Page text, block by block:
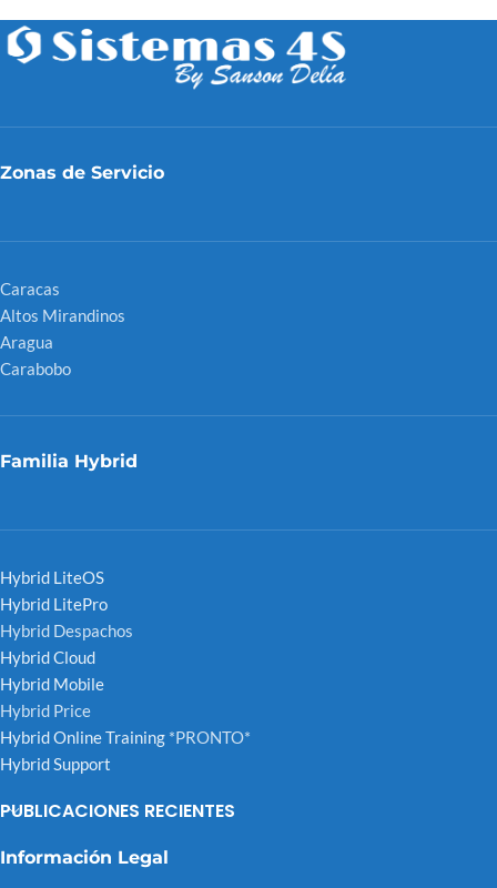
Zonas de Servicio
Caracas
Altos Mirandinos
Aragua
Carabobo
Familia Hybrid
Hybrid LiteOS
Hybrid LitePro
Hybrid Despachos
Hybrid Cloud
Hybrid Mobile
Hybrid Price
Hybrid Online Training *PRONTO*
Hybrid Support
PUBLICACIONES RECIENTES
Información Legal